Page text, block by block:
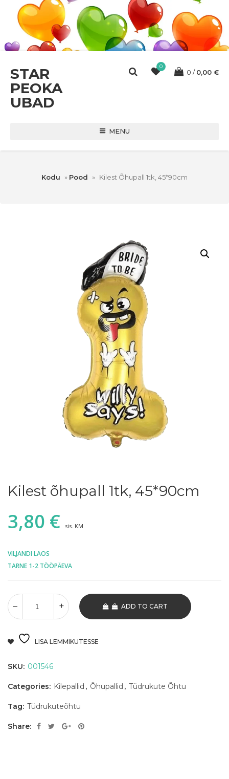
STAR
PEOKA
UBAD
0
0 0,00 €
MENU
Kodu » Pood » Kilest Õhupall 1tk, 45*90cm
Kilest õhupall 1tk, 45*90cm
3,80 € sis. KM
VILJANDI LAOS
TARNE 1-2 TÖÖPÄEVA
ADD TO CART
LISA LEMMIKUTESSE
SKU: 001546
Categories: Kilepallid , Õhupallid , Tüdrukute Õhtu
Tag: Tüdrukuteõhtu
Share: